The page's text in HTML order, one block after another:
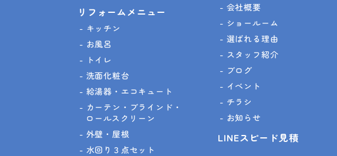
リフォームメニュー
キッチン
お風呂
トイレ
洗面化粧台
給湯器・エコキュート
カーテン・ブラインド・
ロールスクリーン
外壁・屋根
水回り３点セット
会社概要
ショールーム
選ばれる理由
スタッフ紹介
ブログ
イベント
チラシ
お知らせ
LINEスピード見積